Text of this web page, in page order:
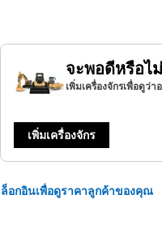
จะพอดีหรือไม่
เพิ่มเครื่องจักรเพื่อดูว่
เพิ่มเครื่องจักร
ล็อกอินเพื่อดูราคาลูกค้าของคุณ